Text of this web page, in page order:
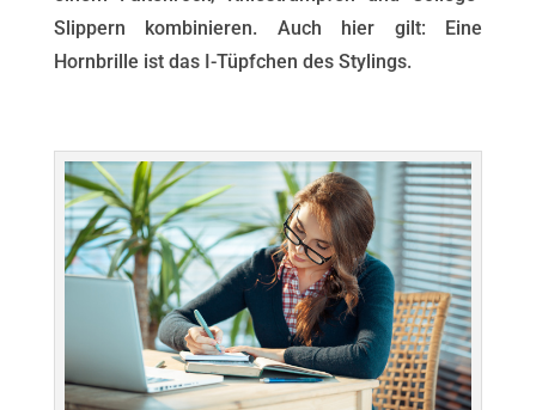
Slippern kombinieren. Auch hier gilt: Eine
Hornbrille ist das I-Tüpfchen des Stylings.